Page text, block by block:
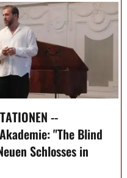
--
"The Blind
Schlosses in